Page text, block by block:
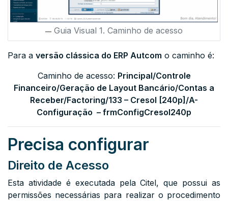
Guia Visual 1. Caminho de acesso
Para a versão clássica do ERP Autcom o caminho é:
Caminho de acesso: Principal/Controle
Financeiro/Geração de Layout Bancário/Contas a
Receber/Factoring/133 – Cresol [240p]/A-
Configuração – frmConfigCresol240p
Precisa configurar
Direito de Acesso
Esta atividade é executada pela Citel, que possui as
permissões necessárias para realizar o procedimento